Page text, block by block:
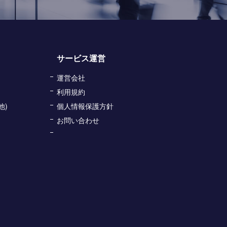
)
サービス運営
運営会社
利用規約
個人情報保護方針
お問い合わせ